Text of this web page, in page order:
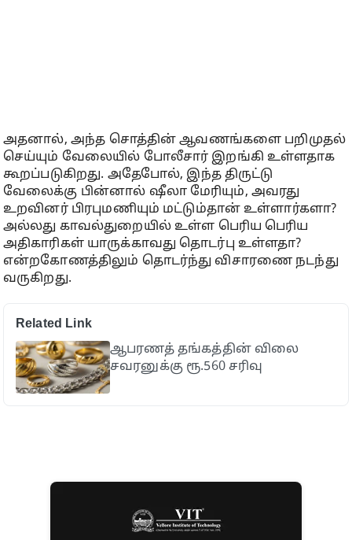
அதனால், அந்த சொத்தின் ஆவணங்களை பறிமுதல்
செய்யும் வேலையில் போலீசார் இறங்கி உள்ளதாக
கூறப்படுகிறது. அதேபோல், இந்த திருட்டு
வேலைக்கு பின்னால் ஷீலா மேரியும், அவரது
உறவினர் பிரபுமணியும் மட்டும்தான் உள்ளார்களா?
அல்லது காவல்துறையில் உள்ள பெரிய பெரிய
அதிகாரிகள் யாருக்காவது தொடர்பு உள்ளதா?
என்றகோணத்திலும் தொடர்ந்து விசாரணை நடந்து
வருகிறது.
Related Link
ஆபரணத் தங்கத்தின் விலை
சவரனுக்கு ரூ.560 சரிவு